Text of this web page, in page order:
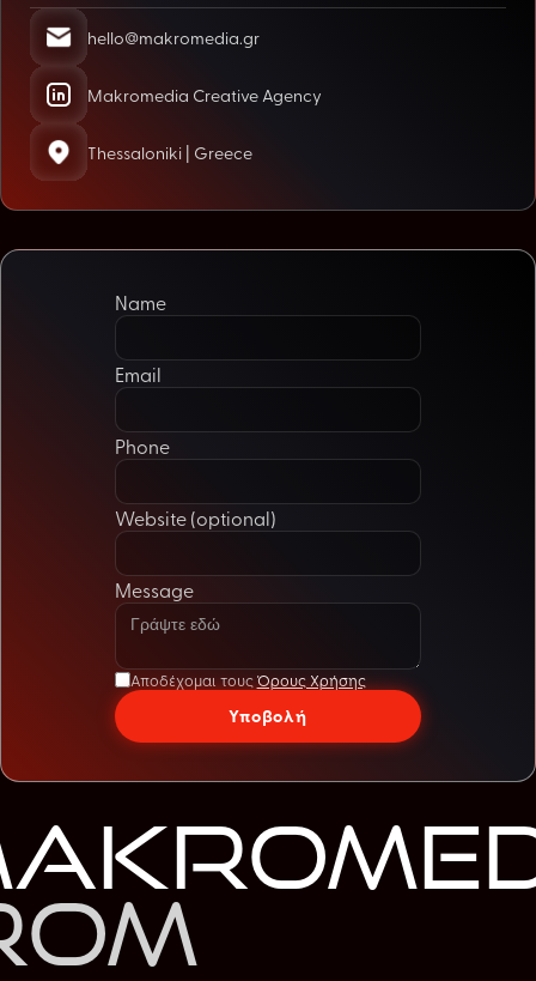
hello@makromedia.gr
Makromedia Creative Agency
Thessaloniki | Greece
Name
Email
Phone
Website (optional)
Message
Αποδέχομαι τουςΌρους Χρήσης
Υποβολή